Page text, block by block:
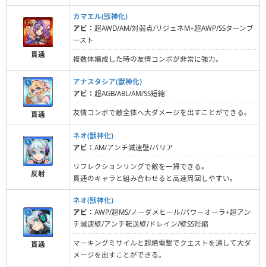
貫通
カマエル(獣神化)
アビ： 超AWD/AM/対弱点/リジェネM+超AWP/SSターンブ
ースト
複数体編成した時の友情コンボが非常に強力。
貫通
アナスタシア(獣神化)
アビ： 超AGB/ABL/AM/SS短縮
友情コンボで敵全体へ大ダメージを出すことができる。
反射
ネオ(獣神化)
アビ： AM/アンチ減速壁/バリア
リフレクションリングで敵を一掃できる。
貫通のキャラと組み合わせると高速周回しやすい。
貫通
ネオ(獣神化)
アビ： AWP/超MS/ノーダメヒール/パワーオーラ+超アン
チ減速壁/アンチ転送壁/ドレイン/壁SS短縮
マーキングミサイルと超絶電撃でクエストを通して大ダ
メージを出すことができる。